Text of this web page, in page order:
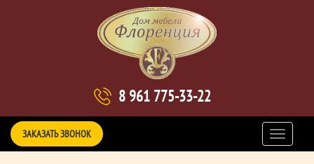
8 961 775-33-22
ЗАКАЗАТЬ ЗВОНОК